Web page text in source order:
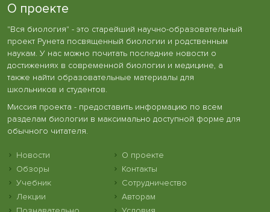
О проекте
"Вся биология" - это старейший научно-образовательный
проект Рунета посвященный биологии и родственным
наукам. У нас можно почитать последние новости о
достижениях в современной биологии и медицине, а
также найти образовательные материалы для
школьников и студентов.
Миссия проекта - предоставить информацию по всем
разделам биологии в максимально доступной форме для
обычного читателя.
Новости
Обзоры
Учебник
Лекции
О проекте
Контакты
Сотрудничество
Авторам